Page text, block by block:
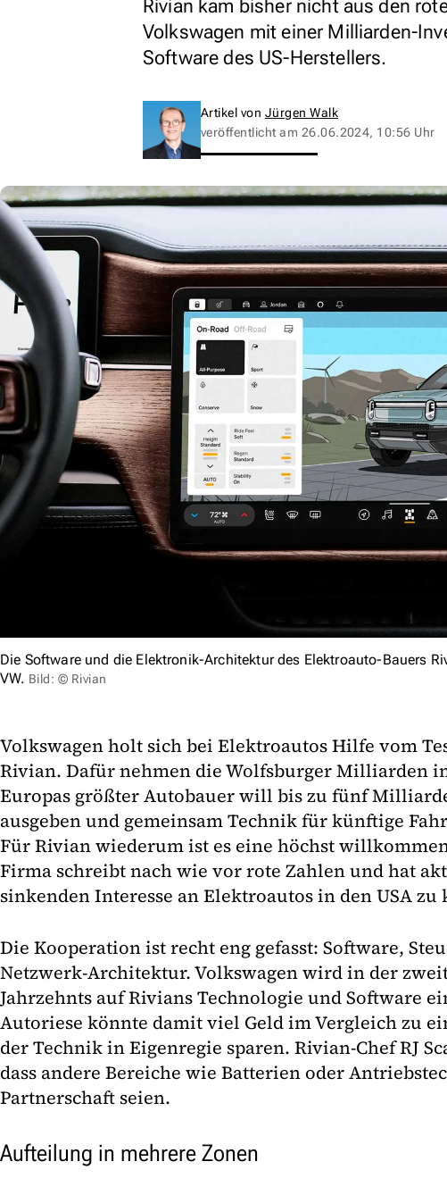
Rivian kam bisher nicht aus den
Volkswagen mit einer Milliarden-
Software des US-Herstellers.
Artikel von Jürgen Walk
veröffentlicht am 26.06.2024, 10:56 Uhr
Die Software und die Elektronik-Architektur des Elektroauto-Bauers
VW. Bild: © Rivian
Volkswagen holt sich bei Elektroautos Hilfe vom
Rivian. Dafür nehmen die Wolfsburger Milliarden
Europas größter Autobauer will bis zu fünf
ausgeben und gemeinsam Technik für künftige
Für Rivian wiederum ist es eine höchst
Firma schreibt nach wie vor rote Zahlen und hat
sinkenden Interesse an Elektroautos in den USA zu
Die Kooperation ist recht eng gefasst: Software,
Netzwerk-Architektur. Volkswagen wird in der
Jahrzehnts auf Rivians Technologie und Software
Autoriese könnte damit viel Geld im Vergleich zu
der Technik in Eigenregie sparen. Rivian-Chef RJ
dass andere Bereiche wie Batterien oder
Partnerschaft seien.
Aufteilung in mehrere Zonen